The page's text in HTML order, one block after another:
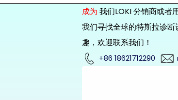
成为 我们LOKI 分销商或者
我们寻找全球的特斯拉诊
趣，欢迎联系我们！
+86 18621712290